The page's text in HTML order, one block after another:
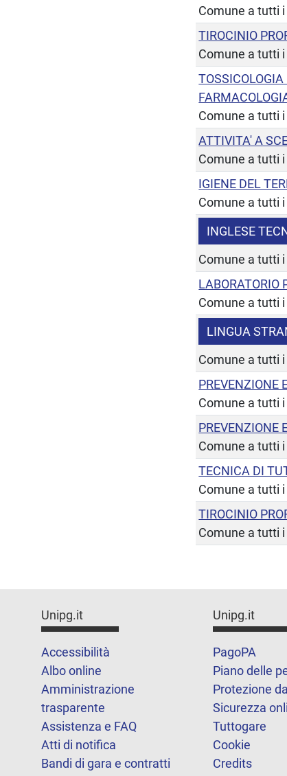
Comune a tutti
TIROCINIO
Comune a tutti
Comune a tutti
ATTIVITA' A
Comune a tutti
IGIENE DEL
Comune a tutti
INGLESE
Comune a tutti
LABORATORIO
Comune a tutti
LINGUA
Comune a tutti
PREVENZIONE
Comune a tutti
PREVENZIONE
Comune a tutti
TECNICA DI
Comune a tutti
TIROCINIO
Comune a tutti
Unipg.it
Accessibilità
Albo online
Amministrazione
trasparente
Assistenza e FAQ
Atti di notifica
Bandi di gara e contratti
Unipg.it
PagoPA
Piano delle
Protezione
Sicurezza
Tuttogare
Cookie
Credits